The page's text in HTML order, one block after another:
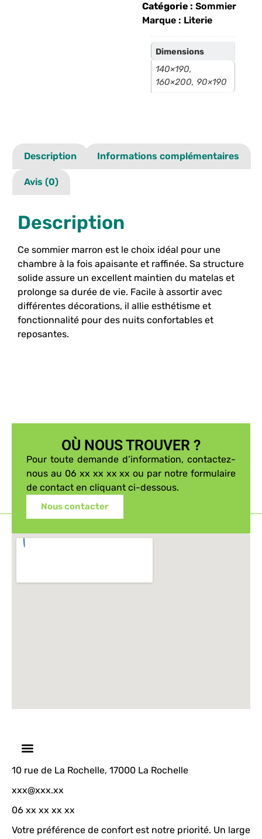
Catégorie : Sommier
Marque : Literie
Dimensions
140×190,
160×200, 90×190
Description Informations complémentaires
Avis (0)
Description
Ce sommier marron est le choix idéal pour une
chambre à la fois apaisante et raffinée. Sa structure
solide assure un excellent maintien du matelas et
prolonge sa durée de vie. Facile à assortir avec
différentes décorations, il allie esthétisme et
fonctionnalité pour des nuits confortables et
reposantes.
OÙ NOUS TROUVER ?
Pour toute demande d’information, contactez-
nous au 06 xx xx xx xx ou par notre formulaire
de contact en cliquant ci-dessous.
Nous contacter
10 rue de La Rochelle, 17000 La Rochelle
xxx@xxx.xx
06 xx xx xx xx
Votre préférence de confort est notre priorité. Un large